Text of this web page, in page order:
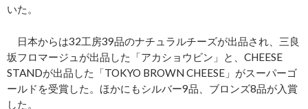
いた。
日本からは32工房39品のナチュラルチーズが出品され、三良
坂フロマージュが出品した「アカショウビン」と、CHEESE
STANDが出品した「TOKYO BROWN CHEESE」がスーパーゴ
ールドを受賞した。ほかにもシルバー9品、ブロンズ8品が入賞
した。